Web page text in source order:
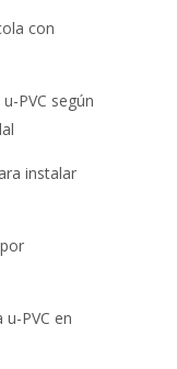
con
PVC según
instalar
PVC en